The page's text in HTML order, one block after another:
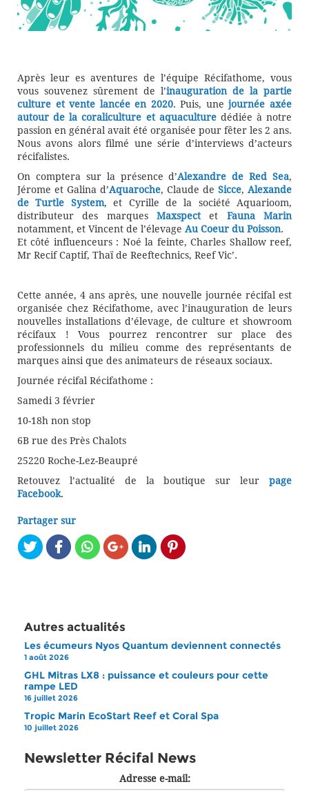
Après leur es aventures de l’équipe Récifathome, vous
vous souvenez sûrement de l’inauguration de la partie
culture et vente lancée en 2020. Puis, unejournée axée
autour de la coraliculture et aquaculturedédiée à notre
passion en général avait été organisée pour fêter les 2 ans.
Nous avons alors filmé une série d’interviews d’acteurs
récifalistes.
On comptera sur la présence d’Alexandre de Red Sea,
Jérome et Galina d’Aquaroche, Claude de Sicce, Alexande
de Turtle System, et Cyrille de la société Aquarioom,
distributeur des marques Maxspectet Fauna Marin
notamment, et Vincent de l’élevage Au Coeur du Poisson.
Et côté influenceurs : Noé la feinte, Charles Shallow reef,
Mr Recif Captif, Thaï de Reeftechnics, Reef Vic’.
Cette année, 4 ans après, une nouvelle journée récifal est
organisée chez Récifathome, avec l’inauguration de leurs
nouvelles installations d’élevage, de culture et showroom
récifaux ! Vous pourrez rencontrer sur place des
professionnels du milieu comme des représentants de
marques ainsi que des animateurs de réseaux sociaux.
Journée récifal Récifathome :
Samedi 3 février
10-18h non stop
6B rue des Près Chalots
25220 Roche-Lez-Beaupré
Retouvez l’actualité de la boutique sur leur page
Facebook.
Partager sur
Autres actualités
Les écumeurs Nyos Quantum deviennent connectés
1 août 2026
GHL Mitras LX8 : puissance et couleurs pour cette
rampe LED
16 juillet 2026
Tropic Marin EcoStart Reef et Coral Spa
10 juillet 2026
Newsletter Récifal News
Adresse e-mail: